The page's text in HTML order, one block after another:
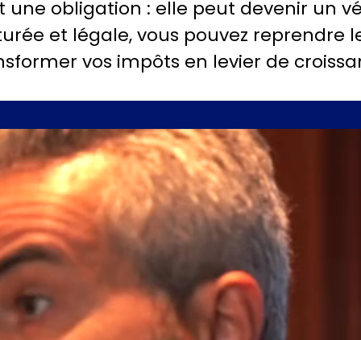
une obligation : elle peut devenir un
et légale, vous pouvez reprendre
vos impôts en levier de